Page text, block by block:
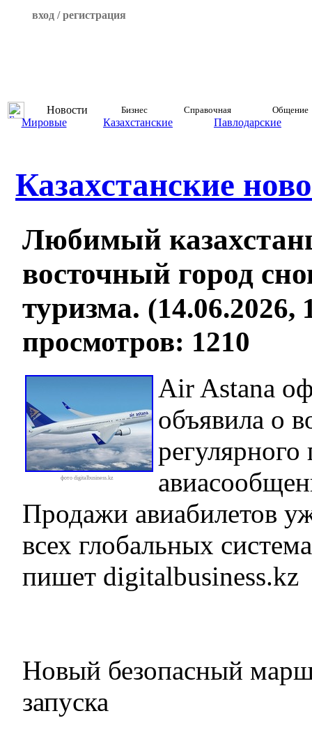
вход / регистрация
Новости Бизнес Справочная Общение
Мировые Казахстанские Павлодарские
Казахстанские
Любимый
восточный город
туризма. (14.06.2026,
просмотров: 1210
фото digitalbusiness.kz
Air Astana
объявила о
Продажи авиабилетов
всех глобальных
пишет digitalbusiness.kz
Новый безопасный
запуска